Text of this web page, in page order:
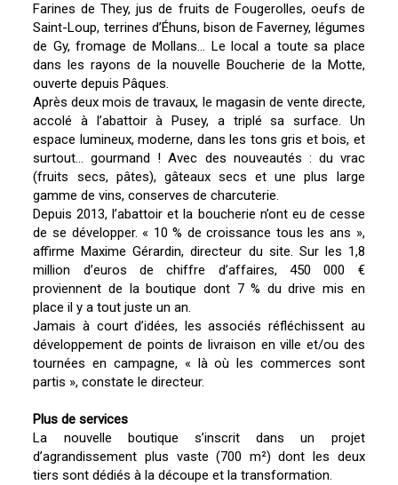
Farines de They, jus de fruits de Fougerolles, oeufs de
Saint-Loup, terrines d’Éhuns, bison de Faverney, légumes
de Gy, fromage de Mollans… Le local a toute sa place
dans les rayons de la nouvelle Boucherie de la Motte,
ouverte depuis Pâques.
Après deux mois de travaux, le magasin de vente directe,
accolé à l’abattoir à Pusey, a triplé sa surface. Un
espace lumineux, moderne, dans les tons gris et bois, et
surtout… gourmand ! Avec des nouveautés : du vrac
(fruits secs, pâtes), gâteaux secs et une plus large
gamme de vins, conserves de charcuterie.
Depuis 2013, l’abattoir et la boucherie n’ont eu de cesse
de se développer. « 10 % de croissance tous les ans »,
affirme Maxime Gérardin, directeur du site. Sur les 1,8
million d’euros de chiffre d’affaires, 450 000 €
proviennent de la boutique dont 7 % du drive mis en
place il y a tout juste un an.
Jamais à court d’idées, les associés réfléchissent au
développement de points de livraison en ville et/ou des
tournées en campagne, « là où les commerces sont
partis », constate le directeur.
Plus de services
La nouvelle boutique s’inscrit dans un projet
d’agrandissement plus vaste (700 m²) dont les deux
tiers sont dédiés à la découpe et la transformation.